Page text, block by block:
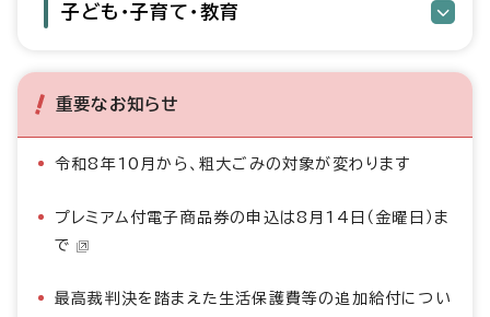
子ども・子育て・教育
重要なお知らせ
令和8年10月から、粗大ごみの対象が変わります
プレミアム付電子商品券の申込は8月14日（金曜日）ま
で
最高裁判決を踏まえた生活保護費等の追加給付につい